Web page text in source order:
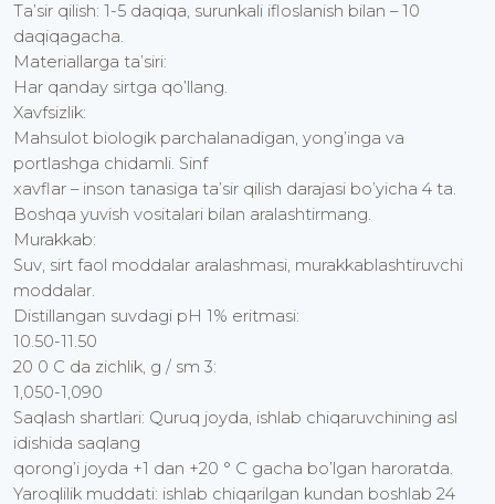
Ta’sir qilish: 1-5 daqiqa, surunkali ifloslanish bilan – 10
daqiqagacha.
Materiallarga ta’siri:
Har qanday sirtga qo’llang.
Xavfsizlik:
Mahsulot biologik parchalanadigan, yong’inga va
portlashga chidamli. Sinf
xavflar – inson tanasiga ta’sir qilish darajasi bo’yicha 4 ta.
Boshqa yuvish vositalari bilan aralashtirmang.
Murakkab:
Suv, sirt faol moddalar aralashmasi, murakkablashtiruvchi
moddalar.
Distillangan suvdagi pH 1% eritmasi:
10.50-11.50
20 0 C da zichlik, g / sm 3:
1,050-1,090
Saqlash shartlari: Quruq joyda, ishlab chiqaruvchining asl
idishida saqlang
qorong’i joyda +1 dan +20 ° C gacha bo’lgan haroratda.
Yaroqlilik muddati: ishlab chiqarilgan kundan boshlab 24